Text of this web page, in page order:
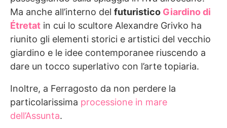
Ma anche all’interno del futuristico Giardino di
Étretat in cui lo scultore Alexandre Grivko ha
riunito gli elementi storici e artistici del vecchio
giardino e le idee contemporanee riuscendo a
dare un tocco superlativo con l’arte topiaria.
Inoltre, a Ferragosto da non perdere la
particolarissima processione in mare
dell’Assunta.